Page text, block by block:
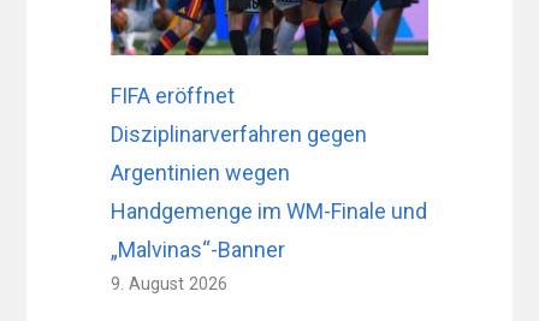
FIFA eröffnet
Disziplinarverfahren gegen
Argentinien wegen
Handgemenge im WM-Finale und
„Malvinas“-Banner
9. August 2026